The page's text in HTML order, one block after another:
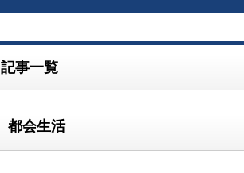
記事一覧
都会生活